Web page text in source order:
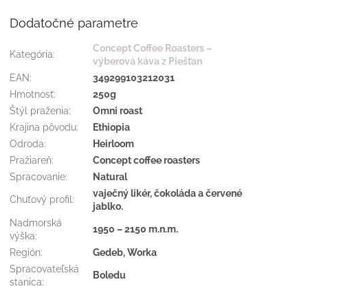
Dodatočné parametre
Kategória:
Concept Coffee Roasters –
výberová káva z Piešťan
EAN:
349299103212031
Hmotnosť:
250g
Štýl praženia:
Omni roast
Krajina pôvodu:
Ethiopia
Odroda:
Heirloom
Pražiareň:
Concept coffee roasters
Spracovanie: Natural
Chuťový profil :
vaječný likér, čokoláda a červené
jablko.
Nadmorská
výška:
1950 – 2150 m.n.m.
Región:
Gedeb, Worka
Spracovateľská
stanica:
Boledu